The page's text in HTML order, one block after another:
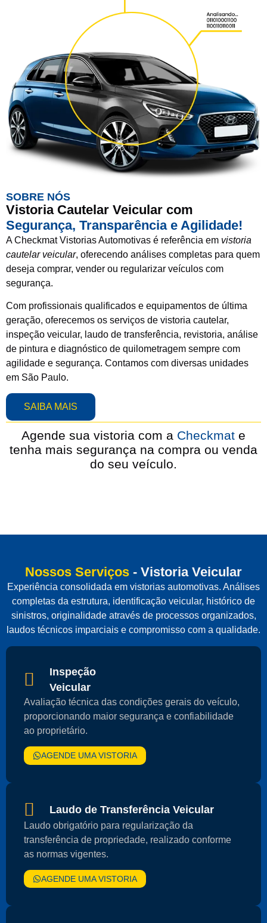
SOBRE NÓS
Vistoria Cautelar Veicular com
Segurança, Transparência e Agilidade!
A Checkmat Vistorias Automotivas é referência em vistoria
cautelar veicular, oferecendo análises completas para quem
deseja comprar, vender ou regularizar veículos com
segurança.
Com profissionais qualificados e equipamentos de última
geração, oferecemos os serviços de vistoria cautelar,
inspeção veicular, laudo de transferência, revistoria, análise
de pintura e diagnóstico de quilometragem sempre com
agilidade e segurança. Contamos com diversas unidades
em São Paulo.
SAIBA MAIS
Agende sua vistoria com a Checkmat e
tenha mais segurança na compra ou venda
do seu veículo.
Nossos Serviços - Vistoria Veicular
Experiência consolidada em vistorias automotivas. Análises
completas da estrutura, identificação veicular, histórico de
sinistros, originalidade através de processos organizados,
laudos técnicos imparciais e compromisso com a qualidade.
Inspeção
Veicular
Avaliação técnica das condições gerais do veículo,
proporcionando maior segurança e confiabilidade
ao proprietário.
AGENDE UMA VISTORIA
Laudo de Transferência Veicular
Laudo obrigatório para regularização da
transferência de propriedade, realizado conforme
as normas vigentes.
AGENDE UMA VISTORIA